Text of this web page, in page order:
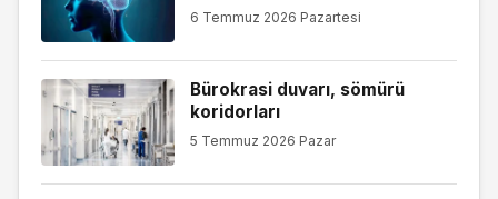
6 Temmuz 2026 Pazartesi
Bürokrasi duvarı, sömürü
koridorları
5 Temmuz 2026 Pazar